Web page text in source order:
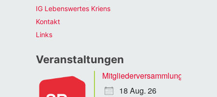
IG Lebenswertes Kriens
Kontakt
Links
Veranstaltungen
Mitgliederversammlung
18 Aug. 26